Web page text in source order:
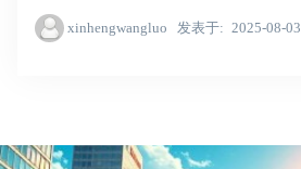
xinhengwangluo 发表于 2025-08-03